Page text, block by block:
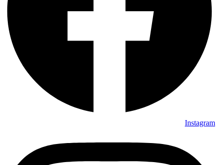
Instagram